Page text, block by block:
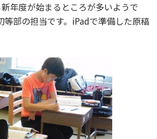
年度が始まるところが多いようで
部の担当です。iPadで準備した原稿